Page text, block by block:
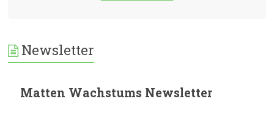
Newsletter
Matten Wachstums Newsletter